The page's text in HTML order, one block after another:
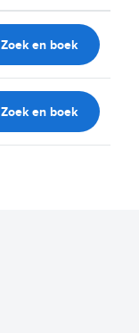
Zoek en boek
Zoek en boek